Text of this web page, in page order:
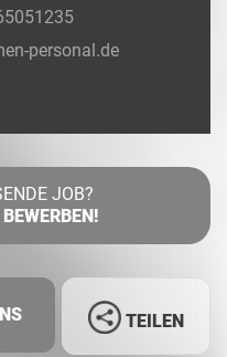
personal.de
JOB?
TEILEN